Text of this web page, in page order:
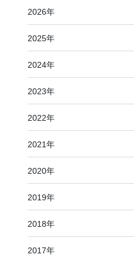
2026年
2025年
2024年
2023年
2022年
2021年
2020年
2019年
2018年
2017年